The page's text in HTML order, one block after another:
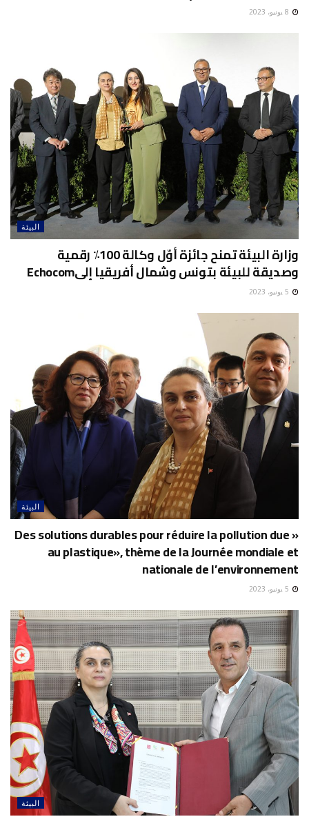
8 يونيو، 2023
البيئة
وزارة البيئة تمنح جائزة أوّل وكالة 100٪ رقمية
وصديقة للبيئة بتونس وشمال أفريقيا إلىEchocom
5 يونيو، 2023
البيئة
« Des solutions durables pour réduire la pollution due
au plastique», thème de la Journée mondiale et
nationale de l’environnement
5 يونيو، 2023
البيئة